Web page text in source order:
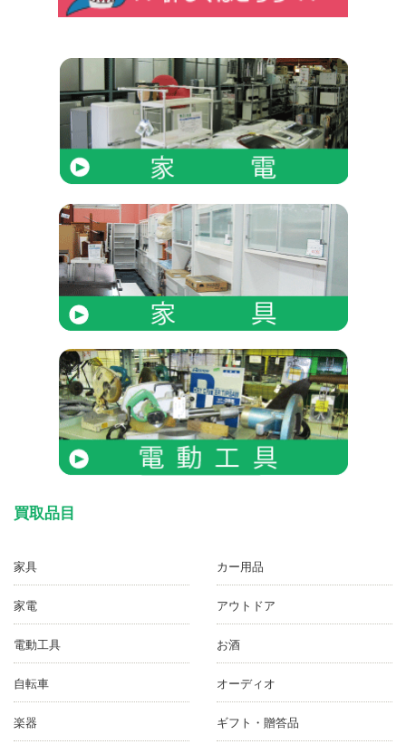
買取品目
家具
家電
電動工具
自転車
楽器
カー用品
アウトドア
お酒
オーディオ
ギフト・贈答品